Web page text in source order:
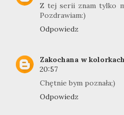
Z tej serii znam tylko
Pozdrawiam:)
Odpowiedz
Zakochana w kolorkach
20:57
Chętnie bym poznała;)
Odpowiedz